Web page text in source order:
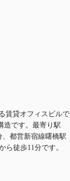
賃貸オフィスビルで
造です。最寄り駅
都営新宿線曙橋駅
ら徒歩11分です。